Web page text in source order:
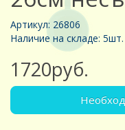
Артикул: 26806
Наличие на складе: 5шт.
1720руб.